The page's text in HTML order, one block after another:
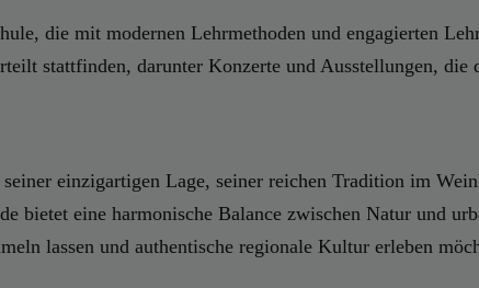
die mit modernen Lehrmethoden und engagierten
stattfinden, darunter Konzerte und Ausstellungen,
seiner einzigartigen Lage, seiner reichen Tradition im
bietet eine harmonische Balance zwischen Natur und
lassen und authentische regionale Kultur erleben